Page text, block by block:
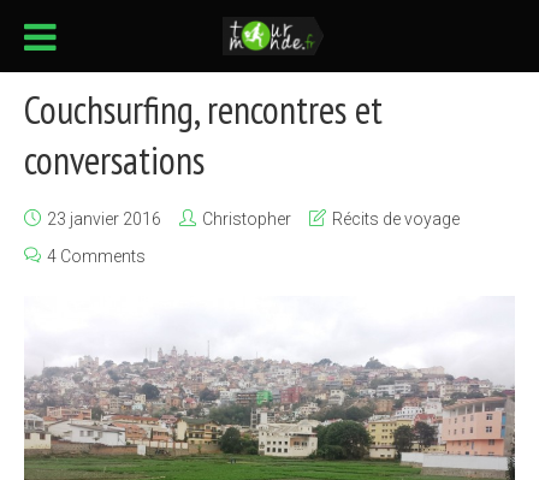
Couchsurfing, rencontres et
conversations
23 janvier 2016 Christopher
Récits de voyage
4 Comments